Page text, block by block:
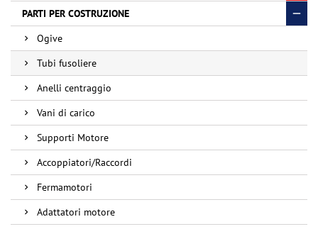
PARTI PER COSTRUZIONE
Ogive
Tubi fusoliere
Anelli centraggio
Vani di carico
Supporti Motore
Accoppiatori/Raccordi
Fermamotori
Adattatori motore